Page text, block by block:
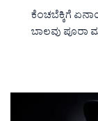
ಕೆಂಚಬೆಕ್ಕಿಗೆ
ಬಾಲವು ಪೂರಾ